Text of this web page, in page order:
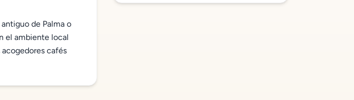
de Palma o
el ambiente local
cafés